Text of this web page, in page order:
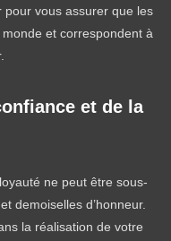
pour vous assurer que les
et correspondent à
et de la
ne peut être sous-
demoiselles d’honneur.
la réalisation de votre